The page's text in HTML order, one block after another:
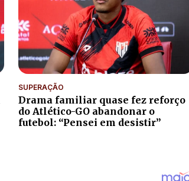
SUPERAÇÃO
Drama familiar quase fez reforço
do Atlético-GO abandonar o
futebol: “Pensei em desistir”